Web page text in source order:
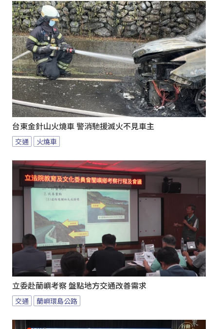
台東金針山火燒車 警消馳援滅火不見車主
交通 火燒車
立委赴蘭嶼考察 盤點地方交通改善需求
交通 蘭嶼環島公路